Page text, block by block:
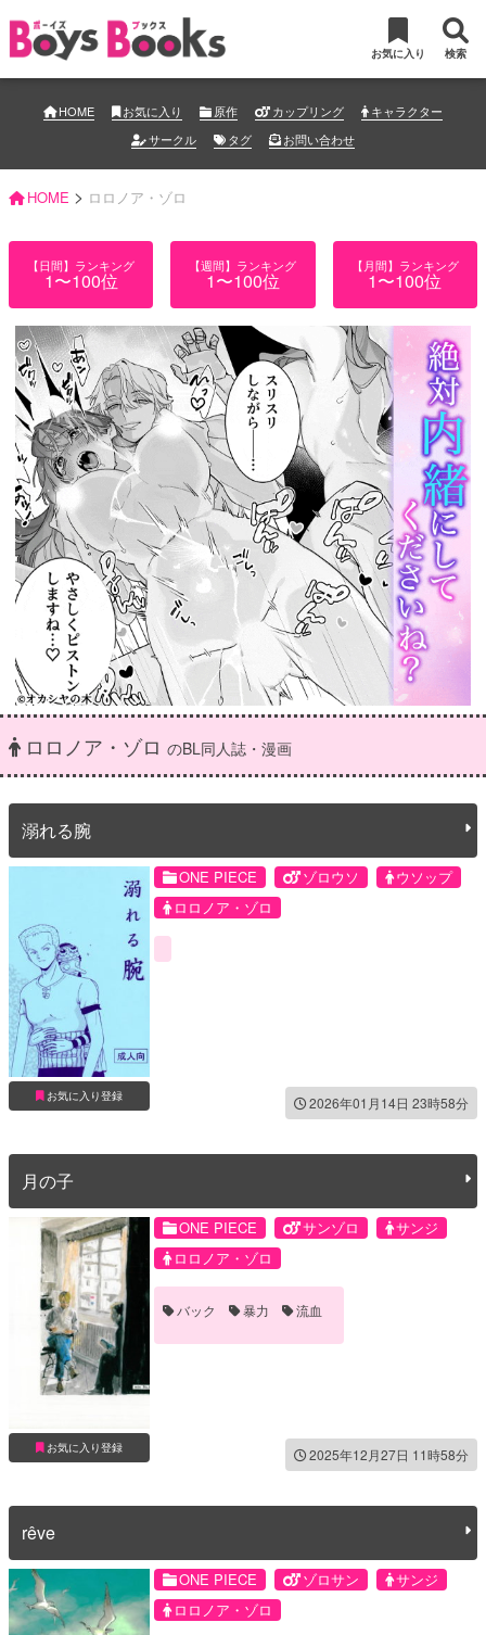
お気に入り 検索
HOME お気に入り 原作 カップリング
キャラクター
サークル
タグ お問い合わせ
HOME > ロロノア・ゾロ
【日間】ランキング
1〜100位
【週間】ランキング
1〜100位
【月間】ランキング
1〜100位
ロロノア・ゾロ のBL同人誌・漫画
溺れる腕
お気に入り登録
ONE PIECE ゾロウソ
ウソップ
ロロノア・ゾロ
2026年01月14日 23時58分
月の子
お気に入り登録
ONE PIECE サンゾロ
サンジ
ロロノア・ゾロ
バック 暴力 流血
2025年12月27日 11時58分
rêve
ONE PIECE ゾロサン
サンジ
ロロノア・ゾロ